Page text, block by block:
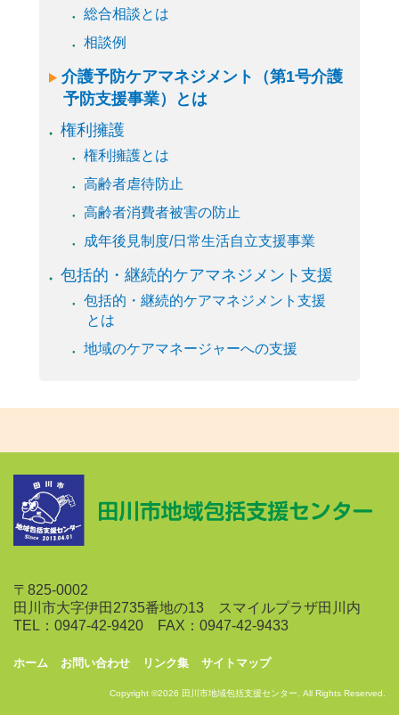
総合相談とは
相談例
介護予防ケアマネジメント（第1号介護
予防支援事業）とは
権利擁護
権利擁護とは
高齢者虐待防止
高齢者消費者被害の防止
成年後見制度/日常生活自立支援事業
包括的・継続的ケアマネジメント支援
包括的・継続的ケアマネジメント支援
とは
地域のケアマネージャーへの支援
〒825-0002
田川市大字伊田2735番地の13 スマイルプラザ田川内
TEL：0947-42-9420 FAX：0947-42-9433
ホーム お問い合わせ リンク集 サイトマップ
Copyright ©2026 田川市地域包括支援センター. All Rights Reserved.